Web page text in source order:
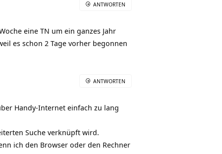
eine TN um ein ganzes Jahr
es schon 2 Tage vorher begonnen
ANTWORTEN
Handy-Internet einfach zu lang
Suche verknüpft wird.
ich den Browser oder den Rechner
ANTWORTEN